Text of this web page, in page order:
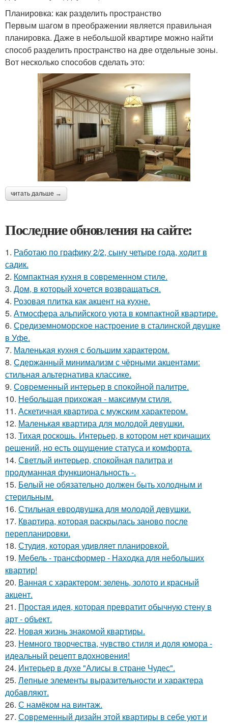
Планировка: как разделить пространство
Первым шагом в преображении является правильная
планировка. Даже в небольшой квартире можно найти
способ разделить пространство на две отдельные зоны.
Вот несколько способов сделать это:
читать дальше →
Последние обновления на сайте:
1. Работаю по графику 2/2, сыну четыре года, ходит в
садик.
2. Компактная кухня в современном стиле.
3. Дом, в который хочется возвращаться.
4. Розовая плитка как акцент на кухне.
5. Атмосфера альпийского уюта в компактной квартире.
6. Средиземноморское настроение в сталинской двушке
в Уфе.
7. Маленькая кухня с большим характером.
8. Сдержанный минимализм с чёрными акцентами:
стильная альтернатива классике.
9. Современный интерьер в спокойной палитре.
10. Небольшая прихожая - максимум стиля.
11. Аскетичная квартира с мужским характером.
12. Маленькая квартира для молодой девушки.
13. Тихая роскошь. Интерьер, в котором нет кричащих
решений, но есть ощущение статуса и комфорта.
14. Светлый интерьер, спокойная палитра и
продуманная функциональность -.
15. Белый не обязательно должен быть холодным и
стерильным.
16. Стильная евродвушка для молодой девушки.
17. Квартира, которая раскрылась заново после
перепланировки.
18. Студия, которая удивляет планировкой.
19. Мебель - трансформер - Находка для небольших
квартир!
20. Ванная с характером: зелень, золото и красный
акцент.
21. Простая идея, которая превратит обычную стену в
арт - объект.
22. Новая жизнь знакомой квартиры.
23. Немного творчества, чувство стиля и доля юмора -
идеальный рецепт вдохновения!
24. Интерьер в духе "Алисы в стране Чудес".
25. Лепные элементы выразительности и характера
добавляют.
26. С намёком на винтаж.
27. Современный дизайн этой квартиры в себе уют и